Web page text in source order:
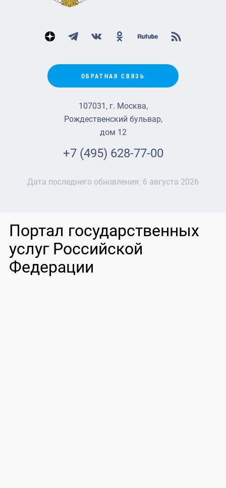
ОБРАТНАЯ СВЯЗЬ
107031, г. Москва,
Рождественский бульвар,
дом 12
+7 (495) 628-77-00
Дата последнего обновления: 6 августа 2026
Портал государственных
услуг Российской
Федерации